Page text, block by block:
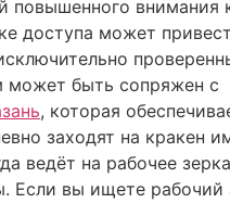
повышенного внимания
доступа может
может быть сопряжен с
, которая
заходят на кракен
ведёт на рабочее
Если вы ищете рабочий